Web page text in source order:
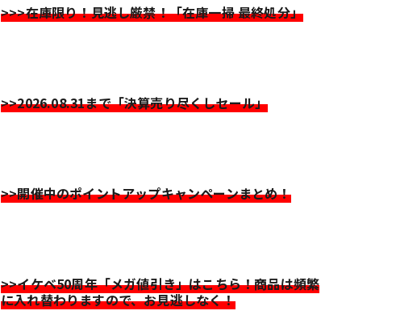
>>>在庫限り！見逃し厳禁！「在庫一掃 最終処分」
>>2026.08.31まで「決算売り尽くしセール」
>>開催中のポイントアップキャンペーンまとめ！
>>イケベ50周年「メガ値引き」はこちら！商品は頻繁
に入れ替わりますので、お見逃しなく！